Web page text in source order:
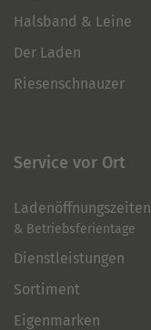
Halsband & Leine
Der Laden
Riesenschnauzer
Service vor Ort
Ladenöffnungszeiten
& Betriebsferientage
Dienstleistungen
Sortiment
Eigenmarken